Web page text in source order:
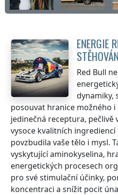
ENERGIE
Red Bull
dynamiky,
posouvat hranice možného i
jedinečná receptura, pečlivě
vysoce kvalitních
povzbudila vaše tělo i mysl.
vyskytující aminokyselina,
energetických procesech
pro své stimulační účinky,
koncentraci a snížit pocit